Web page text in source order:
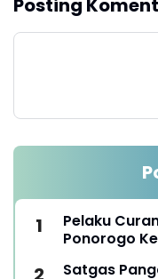
Posting
Pelaku
Ponorogo
Satgas